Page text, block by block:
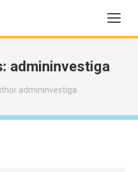
admininvestiga
admininvestiga